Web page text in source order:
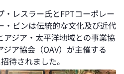
・レスラー氏とFPTコーポレー
・ビンは伝統的な文化及び近代
アジア・太平洋地域との事業協
ア協会（OAV）が主催する
待されました。